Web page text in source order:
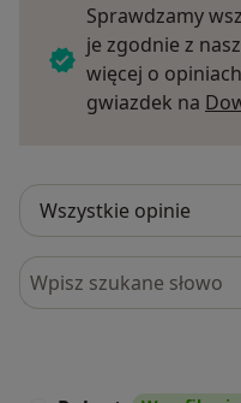
Sprawdzamy
je zgodnie z
więcej o
gwiazdek na
Szukaj w opiniach